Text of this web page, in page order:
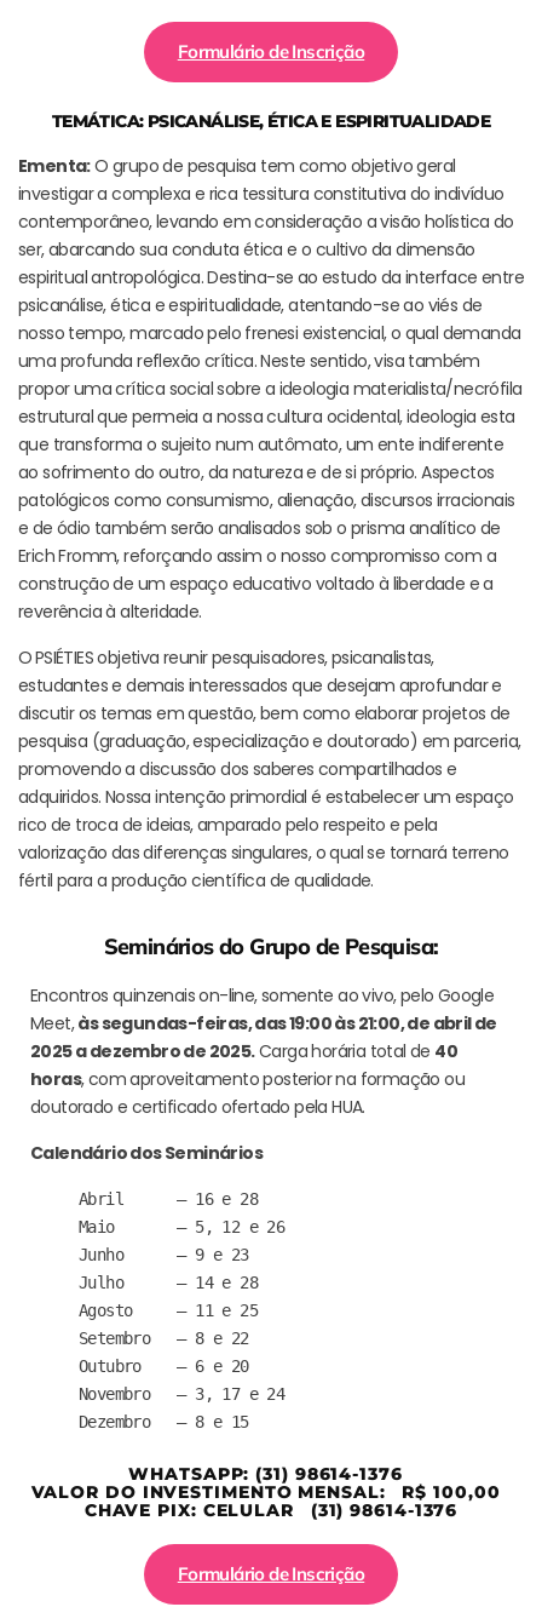
Formulário de Inscrição
TEMÁTICA: PSICANÁLISE, ÉTICA E ESPIRITUALIDADE
Ementa:O grupo de pesquisa tem como objetivo geral
investigar a complexa e rica tessitura constitutiva do indivíduo
contemporâneo, levando em consideração a visão holística do
ser, abarcando sua conduta ética e o cultivo da dimensão
espiritual antropológica. Destina-se ao estudo da interface entre
psicanálise, ética e espiritualidade, atentando-se ao viés de
nosso tempo, marcado pelo frenesi existencial, o qual demanda
uma profunda reflexão crítica. Neste sentido, visa também
propor uma crítica social sobre a ideologia materialista/necrófila
estrutural que permeia a nossa cultura ocidental, ideologia esta
que transforma o sujeito num autômato, um ente indiferente
ao sofrimento do outro, da natureza e de si próprio. Aspectos
patológicos como consumismo, alienação, discursos irracionais
e de ódio também serão analisados sob o prisma analítico de
Erich Fromm, reforçando assim o nosso compromisso com a
construção de um espaço educativo voltado à liberdade e a
reverência à alteridade.
OPSIÉTIES objetiva reunir pesquisadores, psicanalistas,
estudantes e demais interessados que desejam aprofundar e
discutir os temas em questão, bem como elaborar projetos de
pesquisa (graduação, especialização e doutorado) em parceria,
promovendo a discussão dos saberes compartilhados e
adquiridos. Nossa intenção primordial é estabelecer um espaço
rico de troca de ideias, amparado pelo respeito e pela
valorização das diferenças singulares, o qual se tornará terreno
fértil para a produção científica de qualidade.
Seminários do Grupo de Pesquisa:
Encontros quinzenais on-line, somente ao vivo, pelo Google
Meet,às segundas-feiras, das 19:00 às 21:00, de abril de
2025 a dezembro de 2025.Carga horária total de 40
horas, com aproveitamento posterior na formação ou
doutorado e certificado ofertado pela HUA.
Calendário dos Seminários
Abril      – 16 e 28
Maio       – 5, 12 e 26
Junho      – 9 e 23
Julho      – 14 e 28
Agosto     – 11 e 25
Setembro   – 8 e 22
Outubro    – 6 e 20
Novembro   – 3, 17 e 24
Dezembro   – 8 e 15
WHATSAPP: (31) 98614-1376
VALOR DO INVESTIMENTO MENSAL: R$ 100,00
CHAVE PIX: CELULAR (31) 98614-1376
Formulário de Inscrição